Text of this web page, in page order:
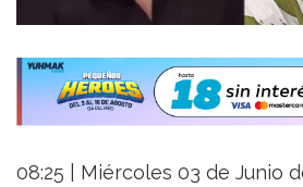
08:25 | Miércoles 03 de Junio